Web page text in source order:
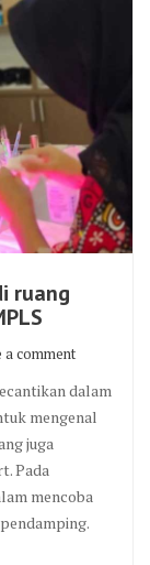
ruang
a comment
dalam
mengenal
juga
Pada
mencoba